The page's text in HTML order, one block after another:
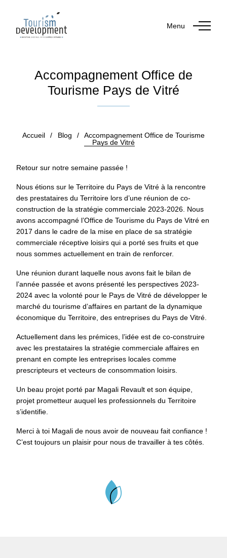
Menu
Accompagnement Office de
Tourisme Pays de Vitré
Accueil / Blog /
Accompagnement Office de Tourisme
Pays de Vitré
Retour sur notre semaine passée !
Nous étions sur le Territoire du Pays de Vitré à la rencontre
des prestataires du Territoire lors d’une réunion de co-
construction de la stratégie commerciale 2023-2026. Nous
avons accompagné l’Office de Tourisme du Pays de Vitré en
2017 dans le cadre de la mise en place de sa stratégie
commerciale réceptive loisirs qui a porté ses fruits et que
nous sommes actuellement en train de renforcer.
Une réunion durant laquelle nous avons fait le bilan de
l’année passée et avons présenté les perspectives 2023-
2024 avec la volonté pour le Pays de Vitré de développer le
marché du tourisme d’affaires en partant de la dynamique
économique du Territoire, des entreprises du Pays de Vitré.
Actuellement dans les prémices, l’idée est de co-construire
avec les prestataires la stratégie commerciale affaires en
prenant en compte les entreprises locales comme
prescripteurs et vecteurs de consommation loisirs.
Un beau projet porté par Magali Revault et son équipe,
projet prometteur auquel les professionnels du Territoire
s’identifie.
Merci à toi Magali de nous avoir de nouveau fait confiance !
C’est toujours un plaisir pour nous de travailler à tes côtés.